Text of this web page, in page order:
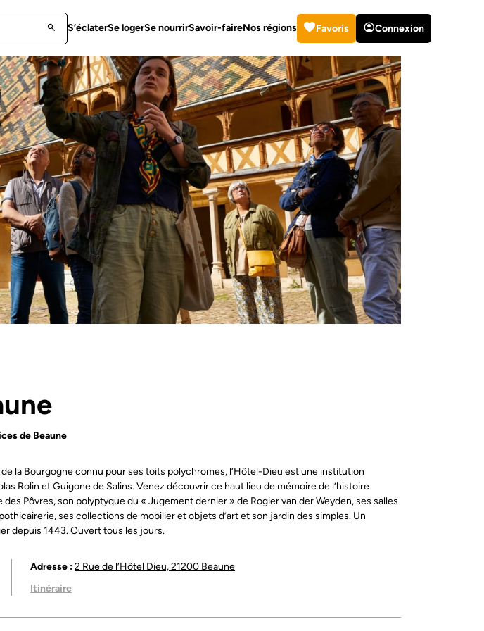
S’éclaterSe logerSe nourrirSavoir-faireNos régions Favoris Connexion
de Beaune
la Bourgogne connu pour ses toits polychromes, l’Hôtel-Dieu est une institution
Rolin et Guigone de Salins. Venez découvrir ce haut lieu de mémoire de l’histoire
des Pôvres, son polyptyque du « Jugement dernier » de Rogier van der Weyden, ses salles
ses collections de mobilier et objets d’art et son jardin des simples. Un
depuis 1443. Ouvert tous les jours.
Adresse :2 Rue de l’Hôtel Dieu, 21200 Beaune
Itinéraire